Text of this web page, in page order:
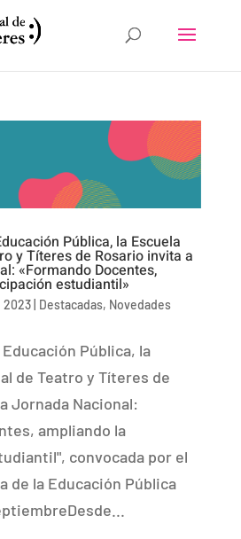
Pública, la Escuela
y Títeres de Rosario invita a
«Formando Docentes,
estudiantil»
2023| Destacadas, Novedades
Pública, la
de Teatro y Títeres de
Jornada Nacional:
ampliando la
convocada por el
de la Educación Pública